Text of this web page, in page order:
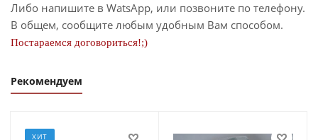
Либо напишите в WatsApp, или позвоните по телефону.
В общем, сообщите любым удобным Вам способом.
Постараемся договориться!;)
Рекомендуем
ХИТ